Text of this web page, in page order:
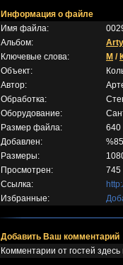
Информация о файле
Имя файла:
Альбом:
Ключевые слова:
M /
Объект:
Автор:
Обработка:
Оборудование:
Размер файла:
640
Добавлен:
Размеры:
Просмотрен:
745
Ссылка:
Избранные:
Добавить Ваш комментарий
Комментарии от гостей